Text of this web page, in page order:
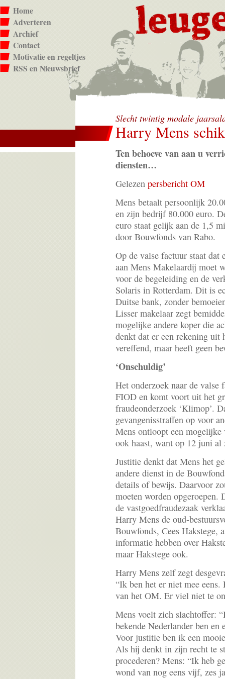
Home
Adverteren
Archief
Contact
Motivatie en regeltjes
RSS en Nieuwsbrief
Slecht twintig modale
Harry Mens
Ten behoeve van aan u
diensten…
Gelezen persbericht OM
Mens betaalt persoonlijk
en zijn bedrijf 80.000 euro.
euro staat gelijk aan de 1,5
door Bouwfonds van Rabo.
Op de valse factuur staat
aan Mens Makelaardij moet
voor de begeleiding en de
Solaris in Rotterdam. Dit is
Duitse bank, zonder
Lisser makelaar zegt
mogelijke andere koper die
denkt dat er een rekening uit
vereffend, maar heeft geen
‘Onschuldig’
Het onderzoek naar de
FIOD en komt voort uit het
fraudeonderzoek ‘Klimop’.
gevangenisstraffen op voor
Mens ontloopt een
ook haast, want op 12 juni al
Justitie denkt dat Mens het
andere dienst in de
details of bewijs. Daarvoor
moeten worden opgeroepen.
de vastgoedfraudezaak
Harry Mens de oud-
Bouwfonds, Cees Hakstege,
informatie hebben over
maar Hakstege ook.
Harry Mens zelf zegt
“Ik ben het er niet mee
van het OM. Er viel niet te
Mens voelt zich slachtoffer:
bekende Nederlander ben en
Voor justitie ben ik een
Als hij denkt in zijn recht te
procederen? Mens: “Ik heb
wond van nog eens vijf, zes